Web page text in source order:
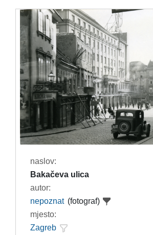
naslov:
Bakačeva ulica
autor:
nepoznat (fotograf)
mjesto:
Zagreb